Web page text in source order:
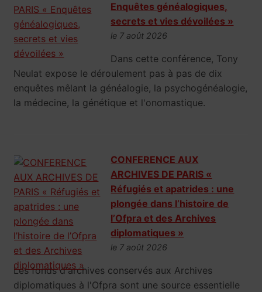
Enquêtes généalogiques,
secrets et vies dévoilées »
le 7 août 2026
Dans cette conférence, Tony
Neulat expose le déroulement pas à pas de dix
enquêtes mêlant la généalogie, la psychogénéalogie,
la médecine, la génétique et l'onomastique.
CONFERENCE AUX
ARCHIVES DE PARIS «
Réfugiés et apatrides : une
plongée dans l’histoire de
l’Ofpra et des Archives
diplomatiques »
le 7 août 2026
Les fonds d'archives conservés aux Archives
diplomatiques à l'Ofpra sont une source essentielle